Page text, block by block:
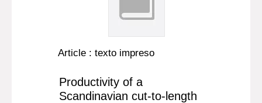
Article : texto impreso
Productivity of a
Scandinavian cut-to-length